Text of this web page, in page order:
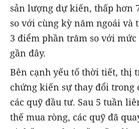
sản lượng dự kiến, thấp hơn
so với cùng kỳ năm ngoái và
3 điểm phần trăm so với
gần đây.
Bên cạnh yếu tố thời tiết, thị
chứng kiến sự thay đổi trong
các quỹ đầu tư. Sau 5 tuần
thế mua ròng, các quỹ đã